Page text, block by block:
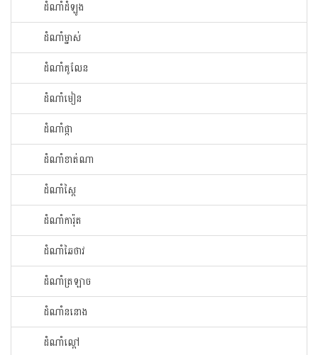
ដំណាំ​ដំឡូង​
ដំណាំ​ម្នាស់​
ដំណាំ​គូលែន​
ដំណាំ​មៀន​
ដំណាំ​ផ្កា​
ដំណាំ​ខាត់ណា
ដំណាំ​ស្ពៃ​
ដំណាំ​ការ៉ុត
ដំណាំ​ឆៃ​ថាវ​
ដំណាំ​ត្រឡាច
ដំណាំ​ននោង​
ដំណាំ​ល្ពៅ​